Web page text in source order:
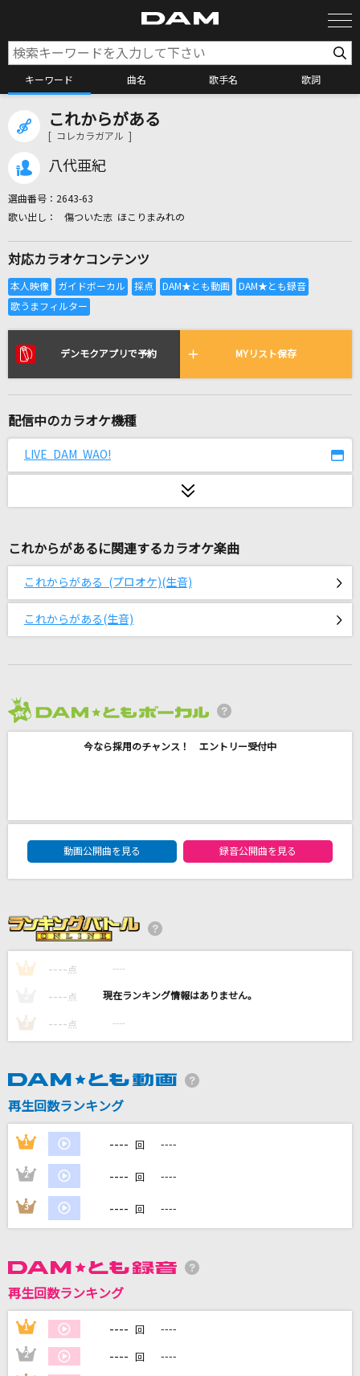
キーワード 曲名 歌手名 歌詞
カラオケ検索
全国りれき
リアルタイムで歌われている曲の一覧
FMP
[生音]ミュージック・アワー
ポルノグラフィティ
サカナクション
ウィーアー!
風のゆくえ
そっくりさん
ファントムシータ
奏(かなで)
スキマスイッチ
もっと見る
DAMに会員登録・ログインして
家族や友達と一緒に！練習にも！
これからがある
[ コレカラガアル ]
八代亜紀
選曲番号： 2643-63
傷ついた志 ほこりまみれの
対応カラオケコンテンツ
デンモクアプリで予約 MYリスト保存
配信中のカラオケ機種
LIVE DAM WAO!
これからがあるに関連するカラオケ楽曲
これからがある (プロオケ)(生音)
これからがある(生音)
今なら採用のチャンス！ エントリー受付中
DAM★ともボーカルエントリーランキング
動画公開曲を見る
録音公開曲を見る
1 ---- 点 ----
---- 点 ----
3 ---- 点 ----
再生回数ランキング
1 ---- 回 ----
2 ---- 回 ----
3 ---- 回 ----
再生回数ランキング
1 ---- 回 ----
2 ---- 回 ----